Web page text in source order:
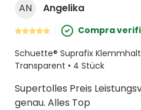
AN Angelika
Compra
Schuette® Suprafix
Transparent • 4 Stück
Supertolles Preis
genau. Alles Top